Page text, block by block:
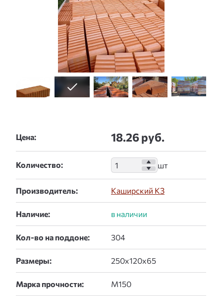
Цена: 18.26 руб.
Количество:
Производитель: Каширский КЗ
Наличие:
Кол-во на поддоне:
Размеры:
Марка прочности: